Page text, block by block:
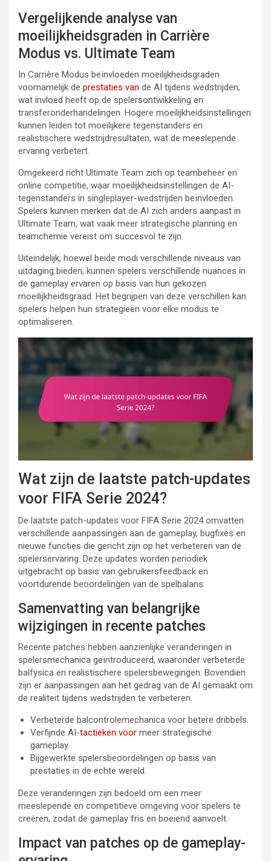
Vergelijkende analyse van
moeilijkheidsgraden in Carrière
Modus vs. Ultimate Team
In Carrière Modus beïnvloeden moeilijkheidsgraden
voornamelijk de prestaties van de AI tijdens wedstrijden,
wat invloed heeft op de spelersontwikkeling en
transferonderhandelingen. Hogere moeilijkheidsinstellingen
kunnen leiden tot moeilijkere tegenstanders en
realistischere wedstrijdresultaten, wat de meeslepende
ervaring verbetert.
Omgekeerd richt Ultimate Team zich op teambeheer en
online competitie, waar moeilijkheidsinstellingen de AI-
tegenstanders in singleplayer-wedstrijden beïnvloeden.
Spelers kunnen merken dat de AI zich anders aanpast in
Ultimate Team, wat vaak meer strategische planning en
teamchemie vereist om succesvol te zijn.
Uiteindelijk, hoewel beide modi verschillende niveaus van
uitdaging bieden, kunnen spelers verschillende nuances in
de gameplay ervaren op basis van hun gekozen
moeilijkheidsgraad. Het begrijpen van deze verschillen kan
spelers helpen hun strategieën voor elke modus te
optimaliseren.
Wat zijn de laatste patch-updates
voor FIFA Serie 2024?
De laatste patch-updates voor FIFA Serie 2024 omvatten
verschillende aanpassingen aan de gameplay, bugfixes en
nieuwe functies die gericht zijn op het verbeteren van de
spelerservaring. Deze updates worden periodiek
uitgebracht op basis van gebruikersfeedback en
voortdurende beoordelingen van de spelbalans.
Samenvatting van belangrijke
wijzigingen in recente patches
Recente patches hebben aanzienlijke veranderingen in
spelersmechanica geïntroduceerd, waaronder verbeterde
balfysica en realistischere spelersbewegingen. Bovendien
zijn er aanpassingen aan het gedrag van de AI gemaakt om
de realiteit tijdens wedstrijden te verbeteren.
Verbeterde balcontrolemechanica voor betere dribbels.
Verfijnde AI-tactieken voor meer strategische
gameplay.
Bijgewerkte spelersbeoordelingen op basis van
prestaties in de echte wereld.
Deze veranderingen zijn bedoeld om een meer
meeslepende en competitieve omgeving voor spelers te
creëren, zodat de gameplay fris en boeiend aanvoelt.
Impact van patches op de gameplay-